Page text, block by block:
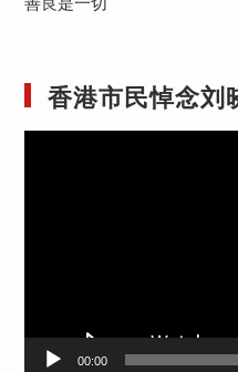
香港市民悼念刘
00:00